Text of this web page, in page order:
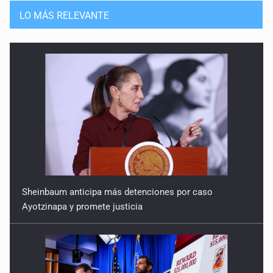
LO MÁS RELEVANTE
Sheinbaum anticipa más detenciones por caso
Ayotzinapa y promete justicia